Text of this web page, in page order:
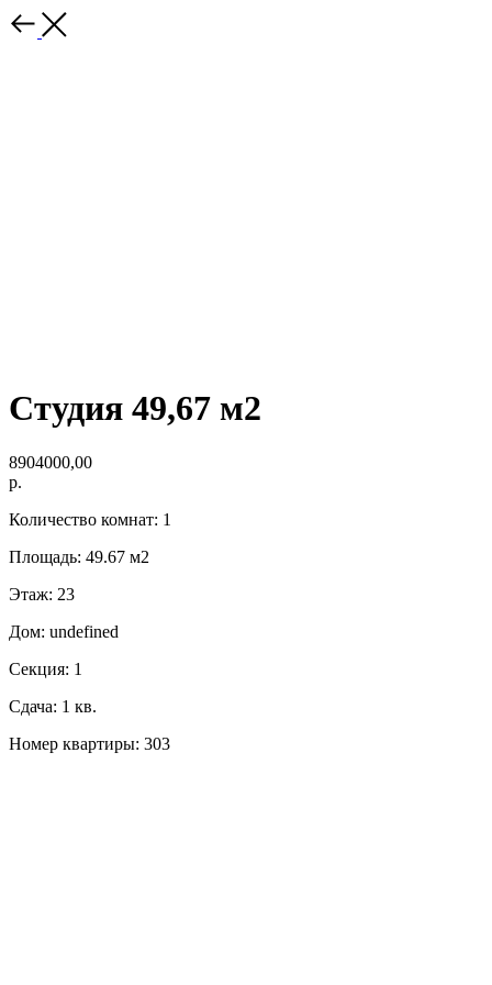
Студия 49,67 м2
8904000,00
р.
Количество комнат: 1
Площадь: 49.67 м2
Этаж: 23
Дом: undefined
Секция: 1
Сдача: 1 кв.
Номер квартиры: 303